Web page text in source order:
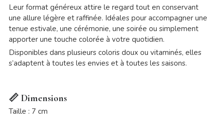
Leur format généreux attire le regard tout en conservant
une allure légère et raffinée. Idéales pour accompagner une
tenue estivale, une cérémonie, une soirée ou simplement
apporter une touche colorée à votre quotidien.
Disponibles dans plusieurs coloris doux ou vitaminés, elles
s’adaptent à toutes les envies et à toutes les saisons.
📏 Dimensions
Taille : 7 cm